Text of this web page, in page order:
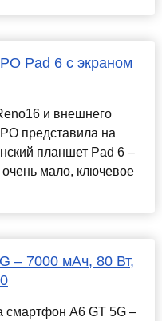
Pad 6 с экраном
и внешнего
представила на
планшет Pad 6 –
мало, ключевое
– 7000 мАч, 80 Вт,
смартфон A6 GT 5G –